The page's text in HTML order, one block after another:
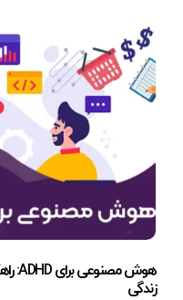
هوش مصنوعی برای ADHD: راهکاری نوین برای مدیریت تمرکز و بهبود
زندگی